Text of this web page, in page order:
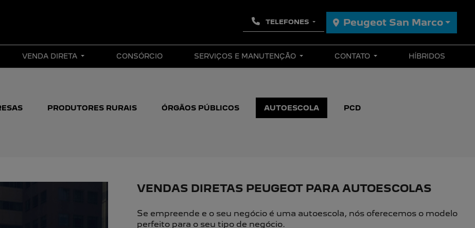
TELEFONES Peugeot San Marco
VENDA DIRETA CONSÓRCIO SERVIÇOS E MANUTENÇÃO CONTATO HÍBRIDOS
PRODUTORES RURAIS ÓRGÃOS PÚBLICOS AUTOESCOLA PCD
VENDAS DIRETAS PEUGEOT PARA AUTOESCOLAS
Se empreende e o seu negócio é uma autoescola, nós oferecemos o modelo
perfeito para o seu tipo de negócio.